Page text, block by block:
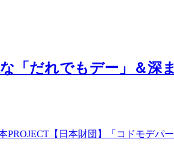
「だれでもデー」＆